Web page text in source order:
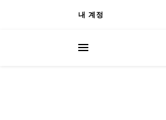
내 계정